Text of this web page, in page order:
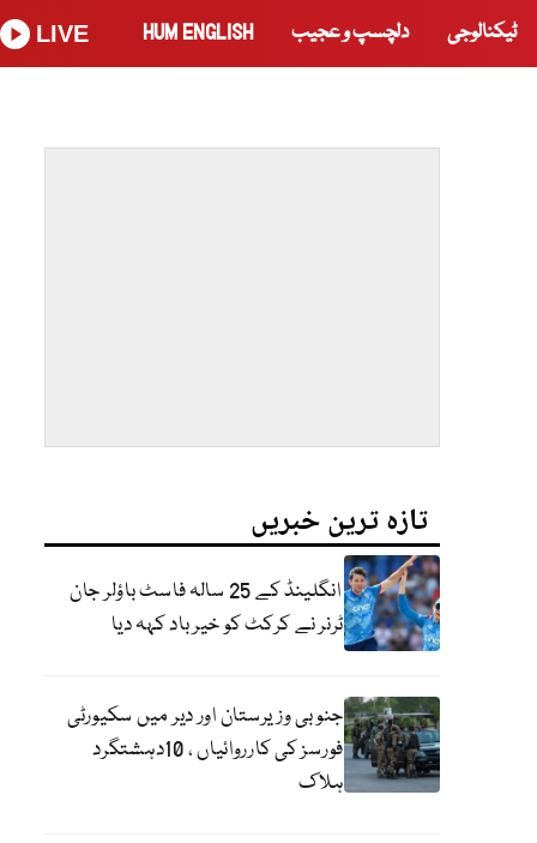
ٹیکنالوجی دلچسپ و عجیب HUM ENGLISH
LIVE
تازہ ترین خبریں
انگلینڈ کے 25 سالہ فاسٹ باؤلر جان
ٹرنر نے کرکٹ کو خیر باد کہہ دیا
جنوبی وزیرستان اور دیر میں سکیورٹی
فورسز کی کارروائیاں ، 10دہشتگرد
ہلاک